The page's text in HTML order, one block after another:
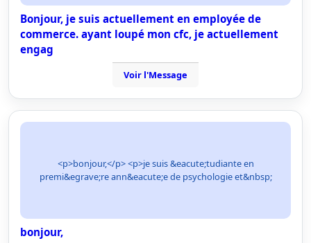
Bonjour, je suis actuellement en employée de
commerce. ayant loupé mon cfc, je actuellement
engag
Voir l'Message
<p>bonjour,</p> <p>je suis &eacute;tudiante en
premi&egrave;re ann&eacute;e de psychologie et&nbsp;
bonjour,